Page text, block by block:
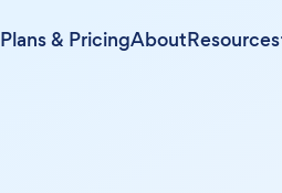
Plans & PricingAboutResources